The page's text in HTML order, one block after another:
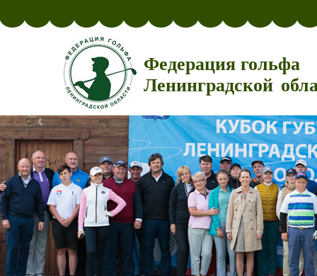
Федерация гольфа
Ленинградской